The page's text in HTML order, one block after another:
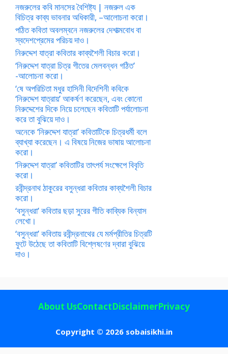
নজরুলের কবি মানসের বৈশিষ্ট্য | নজরুল এক
বিচিত্র কাব্য ভাবনার অধিকারী, –আলোচনা করো।
পঠিত কবিতা অবলম্বনে নজরুলের দেশাত্মবোধ বা
স্বদেশপ্রেমের পরিচয় দাও।
নিরুদ্দেশ যাত্রা কবিতার কাব্যশৈলী বিচার করো।
‘নিরুদ্দেশ যাত্রা চিত্র গীতের মেলবন্ধন গঠিত’
-আলোচনা করো।
‘ষে অপরিচিতা মধুর হাসিনী বিদেশিনী কবিকে
‘নিরুদ্দেশ যাত্রায়’ আকর্ষণ করেছেন, এবং কোনো
নিরুদ্দেশের দিকে নিয়ে চলেছেন কবিতাটি পর্যালোচনা
করে তা বুঝিয়ে দাও।
অনেকে ‘নিরুদ্দেশ যাত্রা’ কবিতাটিকে চিত্রধর্মী বলে
ব্যাখ্যা করেছেন। এ বিষয়ে নিজের ভাষায় আলোচনা
করো।
‘নিরুদ্দেশ যাত্রা’ কবিতাটির তাৎপর্য সংক্ষেপে বিবৃতি
করো।
রবীন্দ্রনাথ ঠাকুরের বসুন্ধরা কবিতার কাব্যশৈলী বিচার
করো।
‘বসুন্ধরা’ কবিতার ছড়া সুরের গীতি কাব্যিক বিন্যাস
লেখো।
‘বসুন্ধরা’ কবিতায় রবীন্দ্রনাথের যে মর্মপ্রীতির চিত্রটি
ফুটে উঠেছে তা কবিতাটি বিশ্লেষণের দ্বারা বুঝিয়ে
দাও।
Copyright © 2026 sobaisikhi.in
About UsContactDisclaimerPrivacy